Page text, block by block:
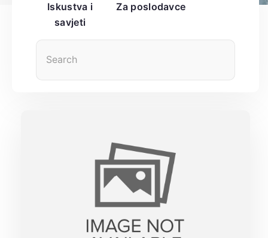
Iskustva i
savjeti
Za poslodavce